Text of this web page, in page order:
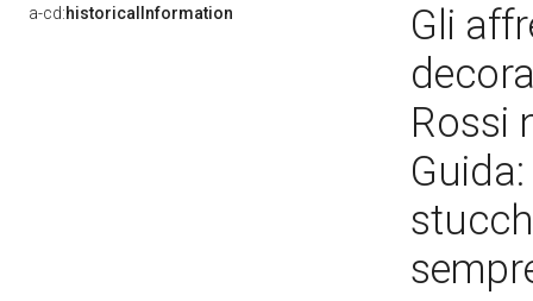
a-cd:historicalInformation
Gli
Rossi